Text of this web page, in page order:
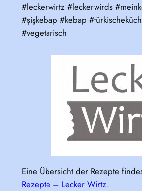
#leckerwirtz #leckerwirds
#şişkebap #kebap
#vegetarisch
Eine Übersicht der Rezepte
Rezepte – Lecker Wirtz.